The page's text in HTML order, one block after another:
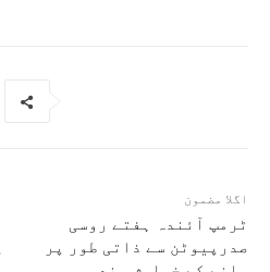
اگلا مضمون
ٹرمپ آئندہ ہفتے روسی
صدرپیوٹن سے ذاتی طور پر